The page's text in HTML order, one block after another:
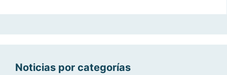
Noticias por categorías